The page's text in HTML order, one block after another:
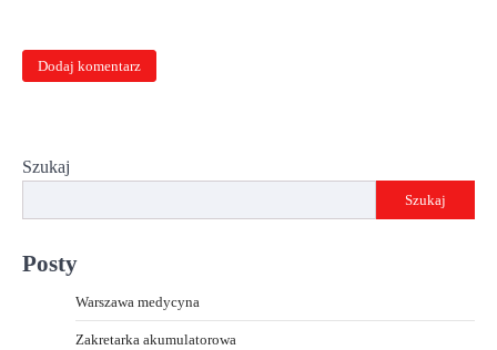
Szukaj
Szukaj
Posty
Warszawa medycyna
Zakretarka akumulatorowa